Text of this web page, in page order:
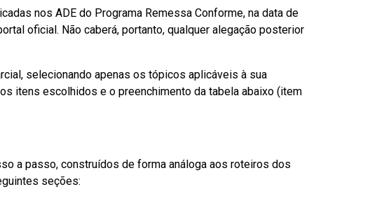
nos ADE do Programa Remessa Conforme, na data de
oficial. Não caberá, portanto, qualquer alegação posterior
selecionando apenas os tópicos aplicáveis à sua
itens escolhidos e o preenchimento da tabela abaixo (item
a passo, construídos de forma análoga aos roteiros dos
seções: